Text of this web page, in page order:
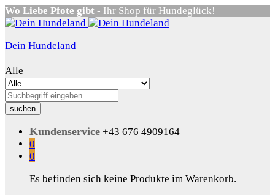
Wo Liebe Pfote gibt - Ihr Shop für Hundeglück!
Dein Hundeland
Alle
suchen
Kundenservice +43 676 4909164
0
0
Es befinden sich keine Produkte im Warenkorb.